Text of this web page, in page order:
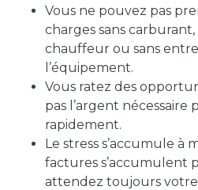
Vous ne pouvez pas
charges sans carburant,
chauffeur ou sans
l’équipement.
Vous ratez des
pas l’argent
rapidement.
Le stress s’accumule à
factures s’accumulent
attendez toujours